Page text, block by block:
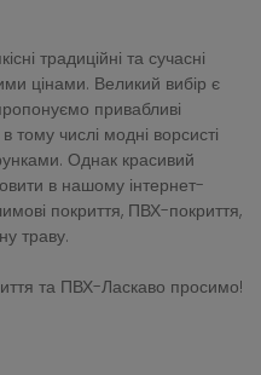
традиційні та сучасні
цінами. Великий вибір є
привабливі
тому числі модні ворсисті
Однак красивий
в нашому інтернет-
покриття, ПВХ-покриття,
траву.
та ПВХ-Ласкаво просимо!